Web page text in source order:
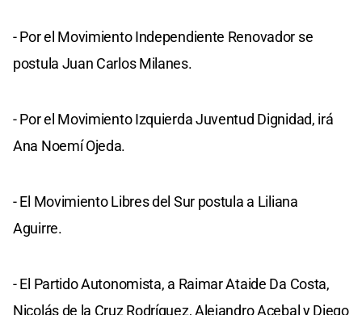
- Por el Movimiento Independiente Renovador se
postula Juan Carlos Milanes.
- Por el Movimiento Izquierda Juventud Dignidad, irá
Ana Noemí Ojeda.
- El Movimiento Libres del Sur postula a Liliana
Aguirre.
- El Partido Autonomista, a Raimar Ataide Da Costa,
Nicolás de la Cruz Rodríguez, Alejandro Acebal y Diego